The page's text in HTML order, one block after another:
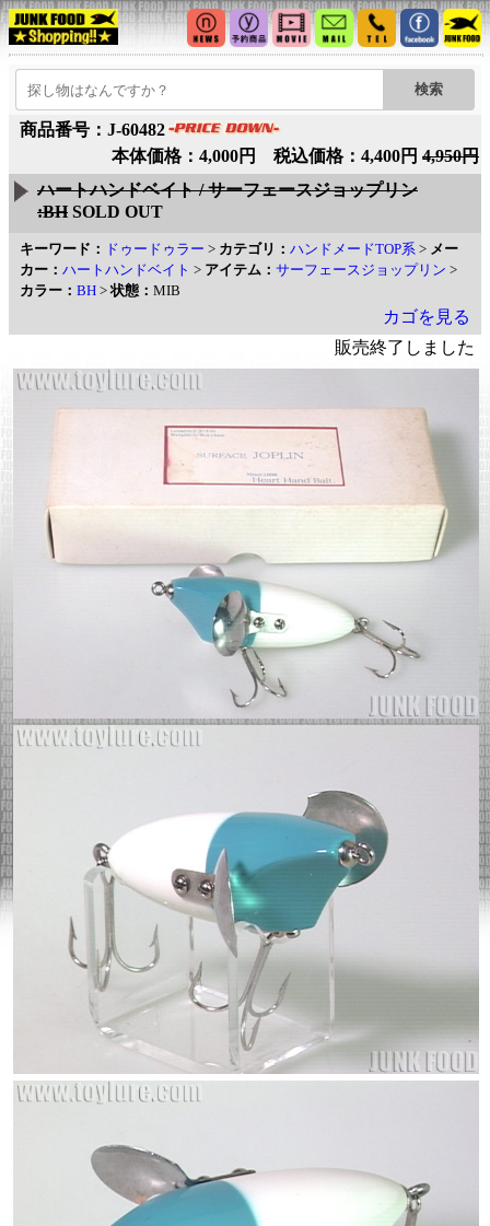
商品番号：J-60482
本体価格：4,000円 税込価格：4,400円 4,950円
ハートハンドベイト / サーフェースジョップリン
:BH SOLD OUT
キーワード： ドゥードゥラー > カテゴリ： ハンドメードTOP系 > メー
カー： ハートハンドベイト > アイテム： サーフェースジョップリン >
カラー： BH >状態： MIB
カゴを見る
販売終了しました